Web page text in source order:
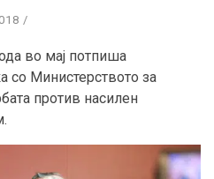
во мај потпиша
со Министерството за
против насилен